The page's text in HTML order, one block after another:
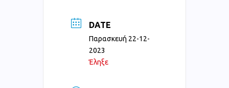
DATE
Παρασκευή 22-12-
2023
Έληξε